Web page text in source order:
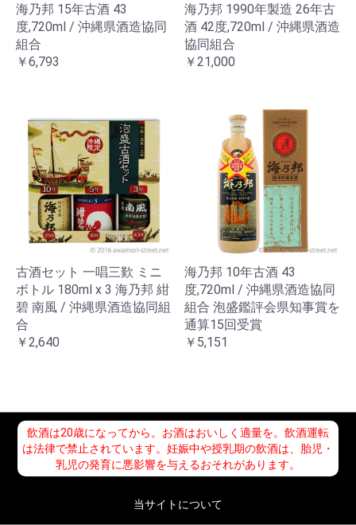
海乃邦 15年古酒 43
度,720ml / 沖縄県酒造協同
組合
￥6,793
海乃邦 1990年製造 26年古
酒 42度,720ml / 沖縄県酒造
協同組合
￥21,000
古酒セット 一唱三歎 ミニ
ボトル 180ml x 3 海乃邦 紺
碧 南風 / 沖縄県酒造協同組
合
￥2,640
海乃邦 10年古酒 43
度,720ml / 沖縄県酒造協同
組合 泡盛鑑評会県知事賞を
通算15回受賞
￥5,151
飲酒は20歳になってから。お酒はおいしく適量を。飲酒運転
は法律で禁止されています。妊娠中や授乳期の飲酒は、胎児・
乳児の発育に悪影響を与えるおそれがあります。
当サイトについて